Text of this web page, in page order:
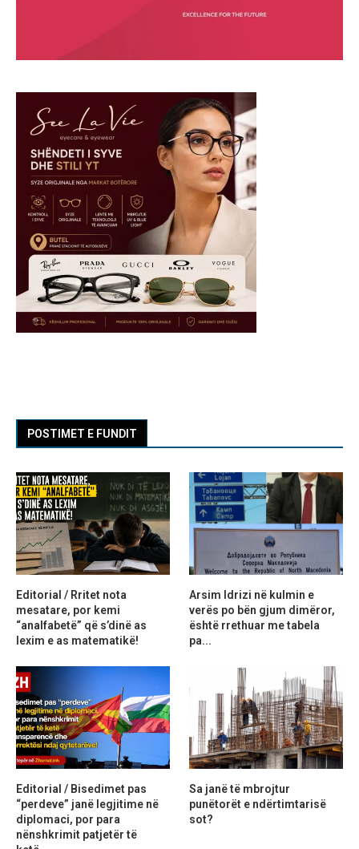
POSTIMET E FUNDIT
Editorial / Rritet nota
mesatare, por kemi
“analfabetë” që s’dinë as
lexim e as matematikë!
Arsim Idrizi në kulmin e
verës po bën gjum dimëror,
është rrethuar me tabela
pa...
Editorial / Bisedimet pas
“perdeve” janë legjitime në
diplomaci, por para
nënshkrimit patjetër të
Sa janë të mbrojtur
punëtorët e ndërtimtarisë
sot?